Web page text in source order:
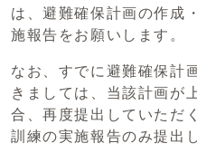
は、避難確保計画の作成
施報告をお願いします。
なお、すでに避難確保計
きましては、当該計画が
合、再度提出していただ
訓練の実施報告のみ提出